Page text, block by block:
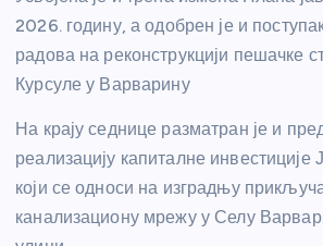
2026. годину, а одобрен је и
радова на реконструкцији пешачке
Курсуле у Варварину
На крају седнице разматран је и
реализацију капиталне инвестиције
који се односи на изградњу
канализациону мрежу у Селу